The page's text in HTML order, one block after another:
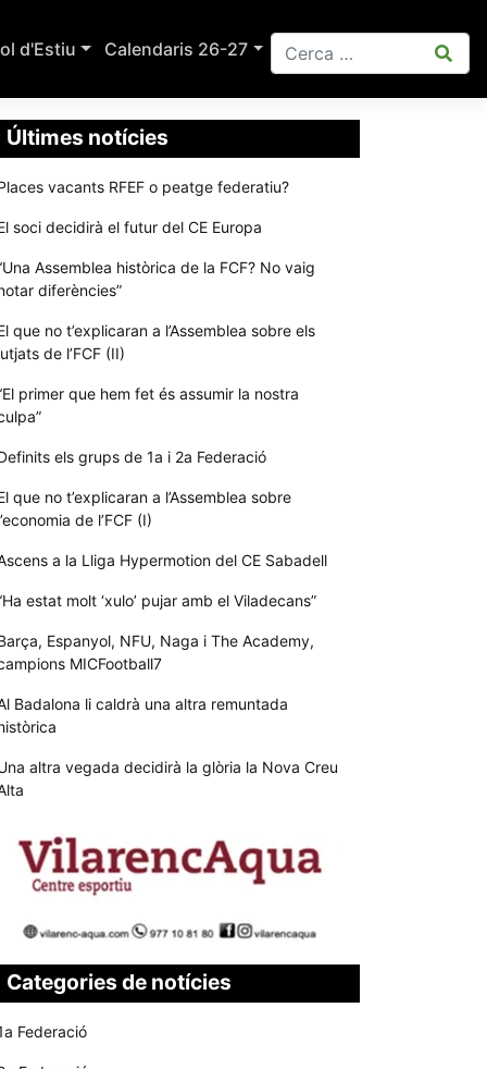
d'Estiu Calendaris 26-27
Últimes notícies
vacants RFEF o peatge federatiu?
soci decidirà el futur del CE Europa
Assemblea històrica de la FCF? No vaig
diferències”
que no t’explicaran a l’Assemblea sobre els
de l’FCF (II)
primer que hem fet és assumir la nostra
els grups de 1a i 2a Federació
que no t’explicaran a l’Assemblea sobre
de l’FCF (I)
a la Lliga Hypermotion del CE Sabadell
estat molt ‘xulo’ pujar amb el Viladecans”
Espanyol, NFU, Naga i The Academy,
MICFootball7
Badalona li caldrà una altra remuntada
altra vegada decidirà la glòria la Nova Creu
Categories de notícies
Federació